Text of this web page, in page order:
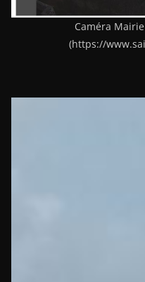
Caméra
(https://